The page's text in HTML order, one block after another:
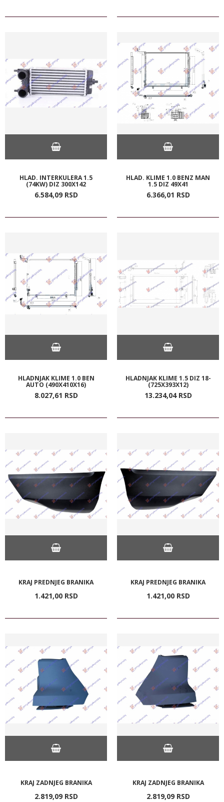
HLAD. INTERKULERA 1.5
(74KW) DIZ 300X142
6.584,09 RSD
HLAD. KLIME 1.0 BENZ MAN
1.5 DIZ 49X41
6.366,01 RSD
HLADNJAK KLIME 1.0 BEN
AUTO (490X410X16)
8.027,61 RSD
HLADNJAK KLIME 1.5 DIZ 18-
(725X393X12)
13.234,04 RSD
KRAJ PREDNJEG BRANIKA
1.421,00 RSD
KRAJ PREDNJEG BRANIKA
1.421,00 RSD
KRAJ ZADNJEG BRANIKA
2.819,09 RSD
KRAJ ZADNJEG BRANIKA
2.819,09 RSD